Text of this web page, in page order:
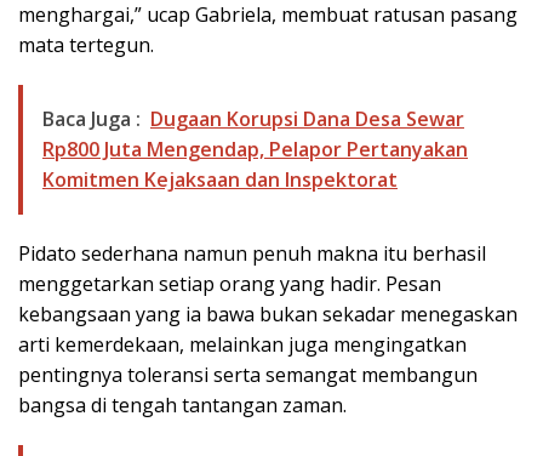
menghargai,” ucap Gabriela, membuat ratusan pasang
mata tertegun.
Baca Juga : Dugaan Korupsi Dana Desa Sewar
Rp800 Juta Mengendap, Pelapor Pertanyakan
Komitmen Kejaksaan dan Inspektorat
Pidato sederhana namun penuh makna itu berhasil
menggetarkan setiap orang yang hadir. Pesan
kebangsaan yang ia bawa bukan sekadar menegaskan
arti kemerdekaan, melainkan juga mengingatkan
pentingnya toleransi serta semangat membangun
bangsa di tengah tantangan zaman.